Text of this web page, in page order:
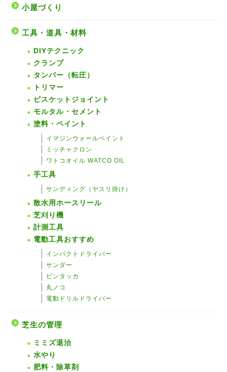
小屋づくり
工具・道具・材料
DIYテクニック
クランプ
タンパー（転圧）
トリマー
ビスケットジョイント
モルタル・セメント
塗料・ペイント
イマジンウォールペイント
ミッチャクロン
ワトコオイル WATCO OIL
手工具
サンディング（ヤスリ掛け）
散水用ホースリール
芝刈り機
計測工具
電動工具おすすめ
インパクトドライバー
サンダー
ピンタッカ
丸ノコ
電動ドリルドライバー
芝生の管理
ミミズ退治
水やり
肥料・除草剤